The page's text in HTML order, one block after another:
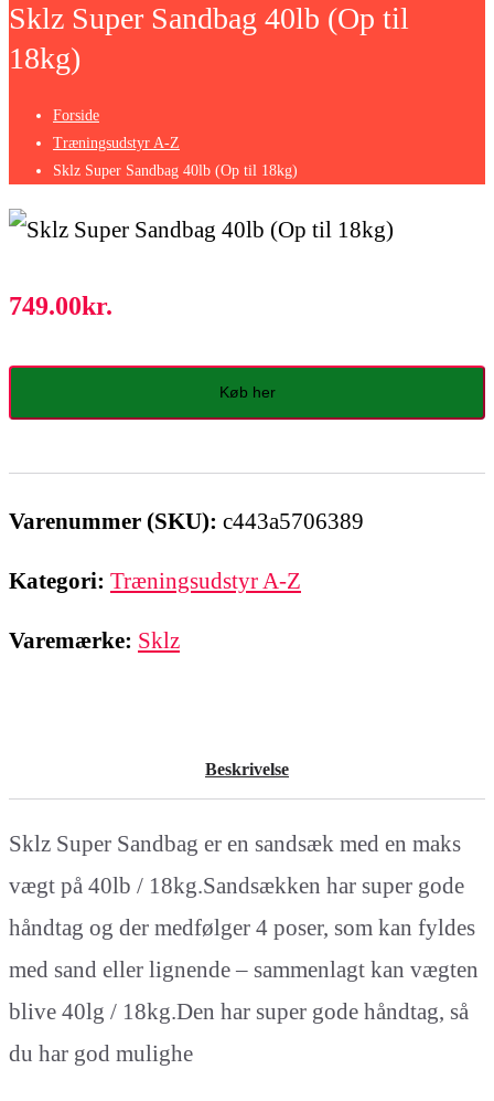
Sklz Super Sandbag 40lb (Op til
18kg)
Forside
Træningsudstyr A-Z
Sklz Super Sandbag 40lb (Op til 18kg)
749.00kr.
Køb her
Varenummer (SKU): c443a5706389
Kategori: Træningsudstyr A-Z
Varemærke: Sklz
Beskrivelse
Sklz Super Sandbag er en sandsæk med en maks
vægt på 40lb / 18kg.Sandsækken har super gode
håndtag og der medfølger 4 poser, som kan fyldes
med sand eller lignende – sammenlagt kan vægten
blive 40lg / 18kg.Den har super gode håndtag, så
du har god mulighe